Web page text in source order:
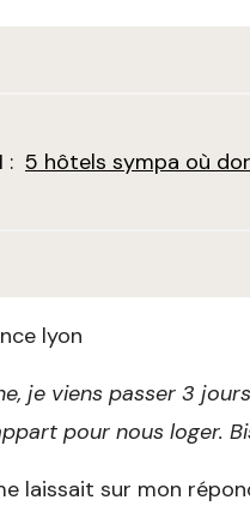
: 5 hôtels sympa où
je viens passer 3
pour nous loger.
laissait sur mon